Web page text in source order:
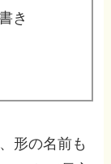
き
形の名前も